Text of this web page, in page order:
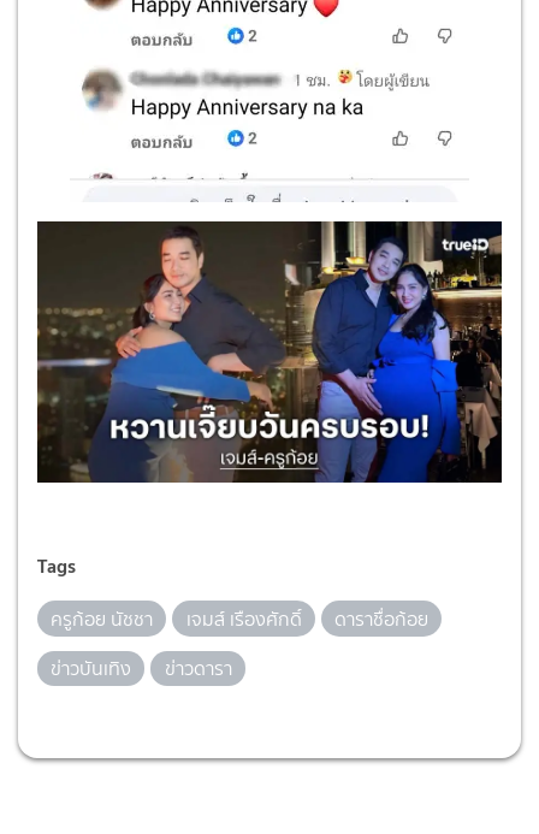
Tags
ครูก้อย นัชชา เจมส์ เรืองศักดิ์
ดาราชื่อก้อย
ข่าวบันเทิง
ข่าวดารา